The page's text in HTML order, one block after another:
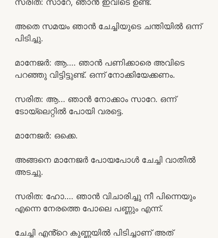
അതെ സമയം ഞാൻ ചേച്ചിയുടെ ചന്തിയിൽ ഒന്ന്
പിടിച്ചു.
മാനേജർ: ആ…. ഞാൻ പണിക്കാരെ അവിടെ
പറഞ്ഞു വിട്ടിട്ടുണ്ട്. ഒന്ന് നോക്കിയേക്കണം.
സരിത: ആ… ഞാൻ നോക്കാം സാറേ. ഒന്ന്
ടോയ്‌ലെറ്റിൽ പോയി വരട്ടെ.
മാനേജർ: ഒക്കെ.
അങ്ങനെ മാനേജർ പോയപോൾ ചേച്ചി വാതിൽ
അടച്ചു.
സരിത: ഹോ…. ഞാൻ വിചാരിച്ചു നീ പിന്നെയും
എന്നെ നേരത്തെ പോലെ പണ്ണും എന്ന്.
ചേച്ചി എൻ്റെ കുണ്ണയിൽ പിടിച്ചാണ് അത്